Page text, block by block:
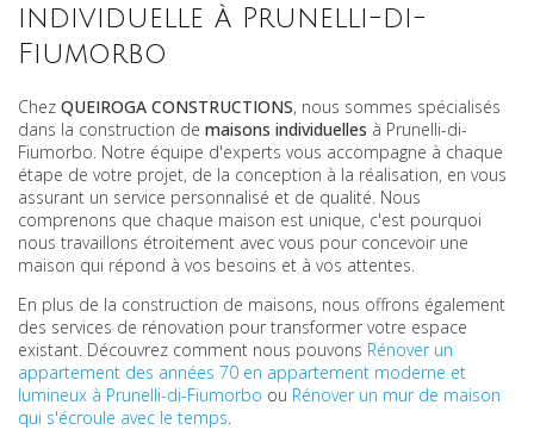
individuelle à Prunelli-di-
Fiumorbo
Chez QUEIROGA CONSTRUCTIONS, nous sommes spécialisés
dans la construction de maisons individuelles à Prunelli-di-
Fiumorbo. Notre équipe d'experts vous accompagne à chaque
étape de votre projet, de la conception à la réalisation, en vous
assurant un service personnalisé et de qualité. Nous
comprenons que chaque maison est unique, c'est pourquoi
nous travaillons étroitement avec vous pour concevoir une
maison qui répond à vos besoins et à vos attentes.
En plus de la construction de maisons, nous offrons également
des services de rénovation pour transformer votre espace
existant. Découvrez comment nous pouvons Rénover un
appartement des années 70 en appartement moderne et
lumineux à Prunelli-di-Fiumorbo ou Rénover un mur de maison
qui s'écroule avec le temps